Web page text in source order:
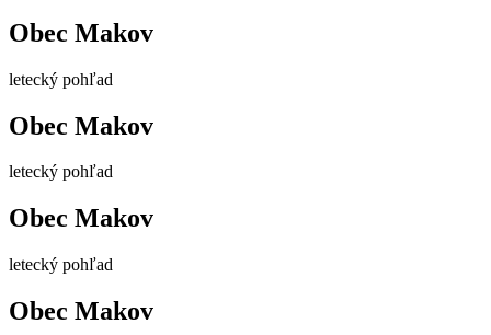
Obec Makov
letecký pohľad
Obec Makov
letecký pohľad
Obec Makov
letecký pohľad
Obec Makov